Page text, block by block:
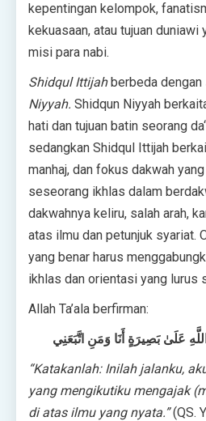
kepentingan kelompok,
kekuasaan, atau tujuan duniawi
misi para nabi.
Shidqul Ittijahberbeda dengan
Niyyah. Shidqun Niyyah
hati dan tujuan batin seorang
sedangkan Shidqul Ittijah
manhaj, dan fokus dakwah
seseorang ikhlas dalam
dakwahnya keliru, salah arah,
atas ilmu dan petunjuk syariat.
yang benar harus
ikhlas dan orientasi yang lurus
Allah Ta’ala berfirman:
عَلَىٰ بَصِيرَةٍ أَنَا وَمَنِ اتَّبَعَنِي
“Katakanlah: Inilah jalanku,
yang mengikutiku mengajak
di atas ilmu yang nyata.”(QS.